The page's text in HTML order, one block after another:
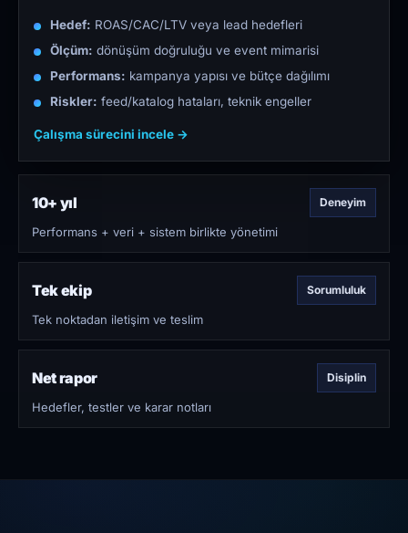
Hedef: ROAS/CAC/LTV veya lead hedefleri
Ölçüm: dönüşüm doğruluğu ve event mimarisi
Performans: kampanya yapısı ve bütçe dağılımı
Riskler: feed/katalog hataları, teknik engeller
Çalışma sürecini incele →
10+ yıl Deneyim
Performans + veri + sistem birlikte yönetimi
Tek ekip Sorumluluk
Tek noktadan iletişim ve teslim
Net rapor Disiplin
Hedefler, testler ve karar notları